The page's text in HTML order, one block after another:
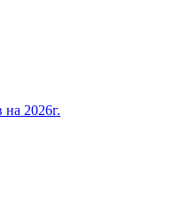
на 2026г.